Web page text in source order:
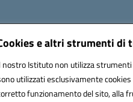
e altri strumenti di
nostro Istituto non utilizza
utilizzati esclusivamente
funzionamento del sito, alla